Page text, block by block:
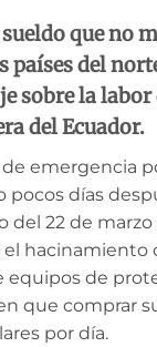
que no
países del
la labor
del Ecuador.
emergencia
días
22 de
hacinamiento
de
que comprar
por día.